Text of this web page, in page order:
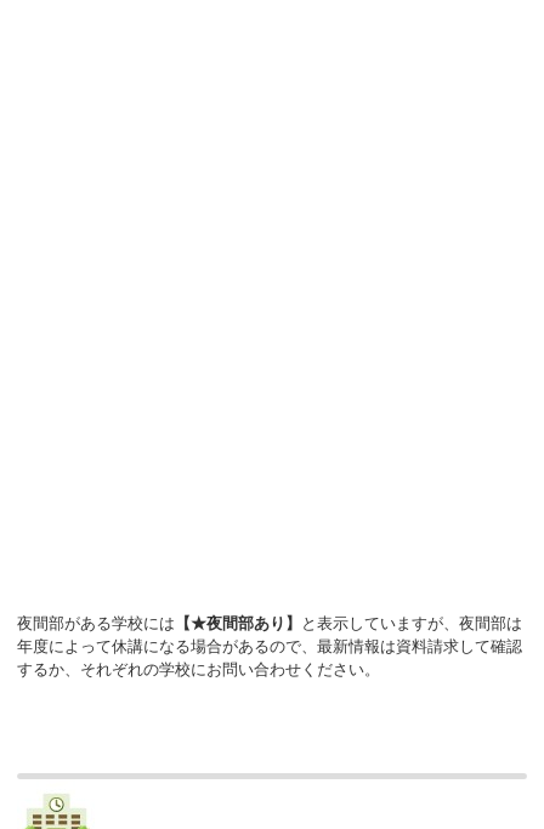
夜間部がある学校には 【★夜間部あり】
と表示していますが、夜間部は
年度によって休講になる場合があるので、最新情報は資料請求して確認
するか、それぞれの学校にお問い合わせください。